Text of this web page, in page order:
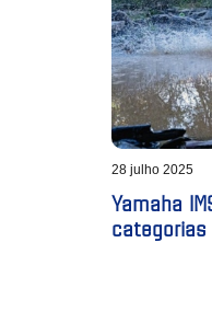
28 julho 2025
Yamaha